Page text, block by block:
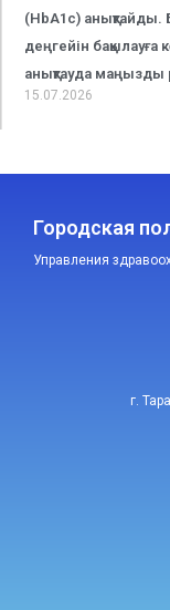
(HbA1c) анықтайды.
деңгейін бақылауға
анықтауда маңызды
15.07.2026
Городская
Управления
г.